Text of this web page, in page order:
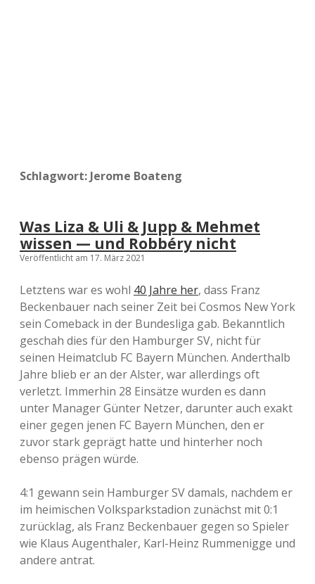
Schlagwort: Jerome Boateng
Was Liza & Uli & Jupp & Mehmet
wissen — und Robbéry nicht
Veröffentlicht am 17. März 2021
Letztens war es wohl 40 Jahre her, dass Franz
Beckenbauer nach seiner Zeit bei Cosmos New York
sein Comeback in der Bundesliga gab. Bekanntlich
geschah dies für den Hamburger SV, nicht für
seinen Heimatclub FC Bayern München. Anderthalb
Jahre blieb er an der Alster, war allerdings oft
verletzt. Immerhin 28 Einsätze wurden es dann
unter Manager Günter Netzer, darunter auch exakt
einer gegen jenen FC Bayern München, den er
zuvor stark geprägt hatte und hinterher noch
ebenso prägen würde.
4:1 gewann sein Hamburger SV damals, nachdem er
im heimischen Volksparkstadion zunächst mit 0:1
zurücklag, als Franz Beckenbauer gegen so Spieler
wie Klaus Augenthaler, Karl-Heinz Rummenigge und
andere antrat.